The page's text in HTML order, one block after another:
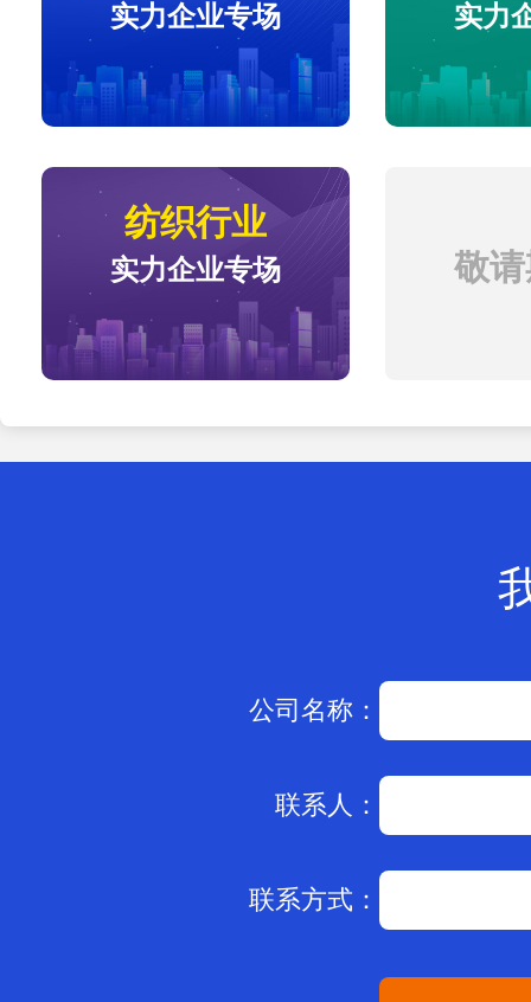
实力企业专场 实力
纺织行业
实力企业专场 敬
公司名称：
联系人：
联系方式：